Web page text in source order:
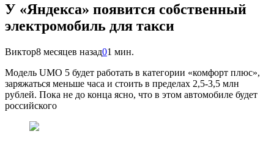
У «Яндекса» появится собственный
электромобиль для такси
Виктор8 месяцев назад01 мин.
Модель UMO 5 будет работать в категории «комфорт плюс»,
заряжаться меньше часа и стоить в пределах 2,5-3,5 млн
рублей. Пока не до конца ясно, что в этом автомобиле будет
российского